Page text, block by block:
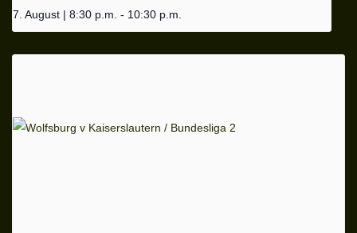
7. August | 8:30 p.m. - 10:30 p.m.